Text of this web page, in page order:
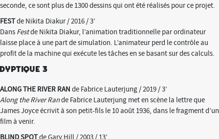
seconde, ce sont plus de 1300 dessins qui ont été réalisés pour ce projet.
FESTde Nikita Diakur / 2016 / 3’
Dans Festde Nikita Diakur, l’animation traditionnelle par ordinateur
laisse place à une part de simulation. L’animateur perd le contrôle au
profit de la machine qui exécute les tâches en se basant sur des calculs.
Dyptique 3
ALONG THE RIVER RAN de Fabrice Lauterjung / 2019 / 3’
Along the River Rande Fabrice Lauterjung met en scène la lettre que
James Joyce écrivit à son petit-fils le 10 août 1936, dans le fragment d’un
film à venir.